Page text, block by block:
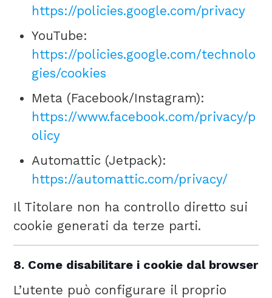
https://policies.google.com/privacy
YouTube:
https://policies.google.com/technolo
gies/cookies
Meta (Facebook/Instagram):
https://www.facebook.com/privacy/p
olicy
Automattic (Jetpack):
https://automattic.com/privacy/
Il Titolare non ha controllo diretto sui
cookie generati da terze parti.
8. Come disabilitare i cookie dal browser
L’utente può configurare il proprio